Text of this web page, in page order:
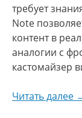
требует
Note
контент в
аналогии с
кастомайзер
Читать далее